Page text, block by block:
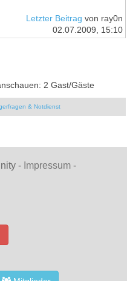
Letzter Beitrag von ray0n
02.07.2009, 15:10
2 Gast/Gäste
& Notdienst
- Impressum -